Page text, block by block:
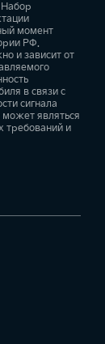
момент
РФ.
и зависит от
в связи с
сигнала
может являться
требований и